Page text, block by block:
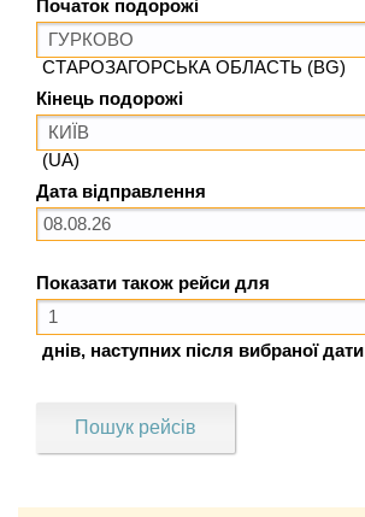
Початок подорожі
СТАРОЗАГОРСЬКА ОБЛАСТЬ (BG)
Кінець подорожі
(UA)
Дата відправлення
Показати також рейси для
днів, наступних після вибраної дати
Пошук рейсів